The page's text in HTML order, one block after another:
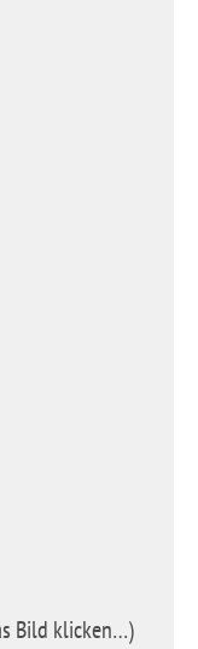
Bild klicken…)